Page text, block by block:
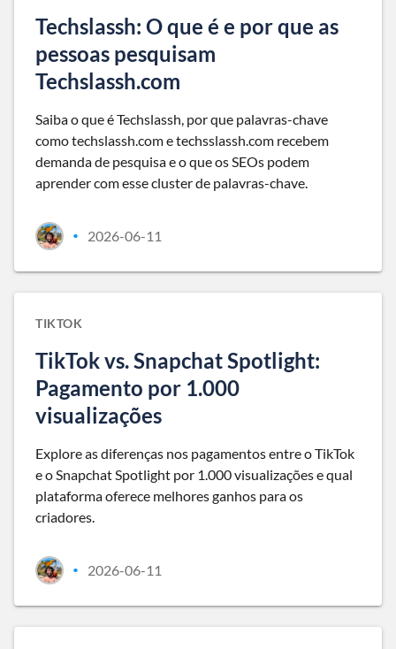
Techslassh: O que é e por que as
pessoas pesquisam
Techslassh.com
Saiba o que é Techslassh, por que palavras-chave
como techslassh.com e techsslassh.com recebem
demanda de pesquisa e o que os SEOs podem
aprender com esse cluster de palavras-chave.
• 2026-06-11
TIKTOK
TikTok vs. Snapchat Spotlight:
Pagamento por 1.000
visualizações
Explore as diferenças nos pagamentos entre o TikTok
e o Snapchat Spotlight por 1.000 visualizações e qual
plataforma oferece melhores ganhos para os
criadores.
• 2026-06-11